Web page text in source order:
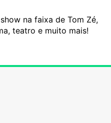
na faixa de Tom Zé,
teatro e muito mais!